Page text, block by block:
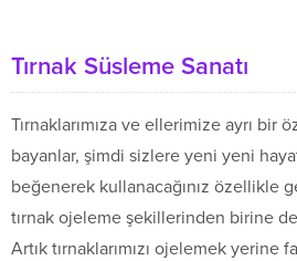
Tırnak Süsleme Sanatı
Tırnaklarımıza ve ellerimize ayrı bir
bayanlar, şimdi sizlere yeni yeni
beğenerek kullanacağınız özellikle
tırnak ojeleme şekillerinden birine
Artık tırnaklarımızı ojelemek yerine